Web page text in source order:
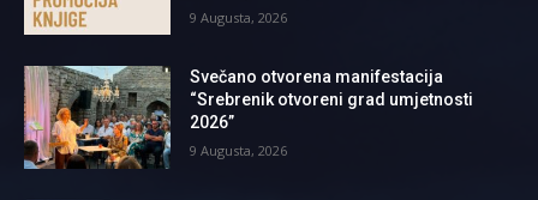
9 Augusta, 2026
Svečano otvorena manifestacija
“Srebrenik otvoreni grad umjetnosti
2026”
9 Augusta, 2026